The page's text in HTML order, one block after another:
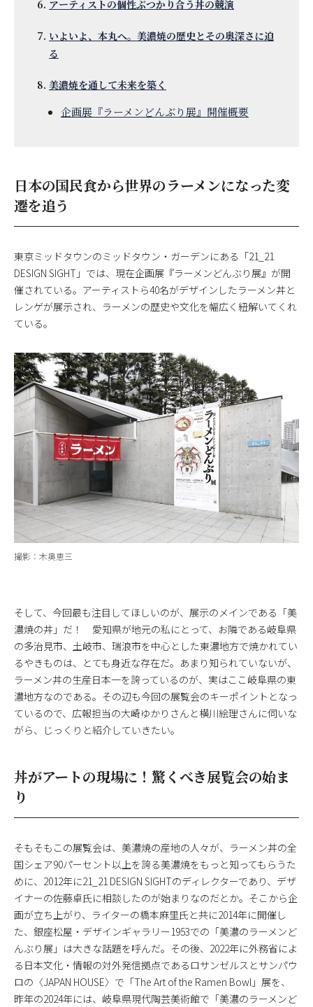
アーティストの個性ぶつかり合う丼の競演
いよいよ、本丸へ。美濃焼の歴史とその奥深さに迫
る
美濃焼を通して未来を築く
企画展『ラーメンどんぶり展』開催概要
日本の国民食から世界のラーメンになった変
遷を追う
東京ミッドタウンのミッドタウン・ガーデンにある「21_21
DESIGN SIGHT」では、現在企画展『ラーメンどんぶり展』が開
催されている。アーティストら40名がデザインしたラーメン丼と
レンゲが展示され、ラーメンの歴史や文化を幅広く紐解いてくれ
ている。
撮影：木奥恵三
そして、今回最も注目してほしいのが、展示のメインである「美
濃焼の丼」だ！ 愛知県が地元の私にとって、お隣である岐阜県
の多治見市、土岐市、瑞浪市を中心とした東濃地方で焼かれてい
るやきものは、とても身近な存在だ。あまり知られていないが、
ラーメン丼の生産日本一を誇っているのが、実はここ岐阜県の東
濃地方なのである。その辺も今回の展覧会のキーポイントとなっ
ているので、広報担当の大崎ゆかりさんと横川絵理さんに伺いな
がら、じっくりと紹介していきたい。
丼がアートの現場に！驚くべき展覧会の始ま
り
そもそもこの展覧会は、美濃焼の産地の人々が、ラーメン丼の全
国シェア90パーセント以上を誇る美濃焼をもっと知ってもらうた
めに、2012年に21_21 DESIGN SIGHTのディレクターであり、デザ
イナーの佐藤卓氏に相談したのが始まりなのだとか。そこから企
画が立ち上がり、ライターの橋本麻里氏と共に2014年に開催し
た、銀座松屋・デザインギャラリー1953での「美濃のラーメンど
んぶり展」は大きな話題を呼んだ。その後、2022年に外務省によ
る日本文化・情報の対外発信拠点であるロサンゼルスとサンパウ
ロの〈JAPAN HOUSE〉で「The Art of the Ramen Bowl」展を、
昨年の2024年には、岐阜県現代陶芸美術館で「美濃のラーメンど